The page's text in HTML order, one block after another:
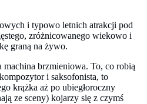
i typowo letnich atrakcji pod
zróżnicowanego wiekowo i
graną na żywo.
brzmieniowa. To, co robią
i saksofonista, to
krążka aż po ubiegłoroczny
ze sceny) kojarzy się z czymś